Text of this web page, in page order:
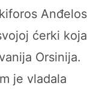
Anđelos
ćerki koja
Orsinija.
je vladala